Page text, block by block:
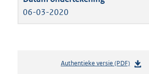
06-03-2020
Authentieke versie (PDF)b